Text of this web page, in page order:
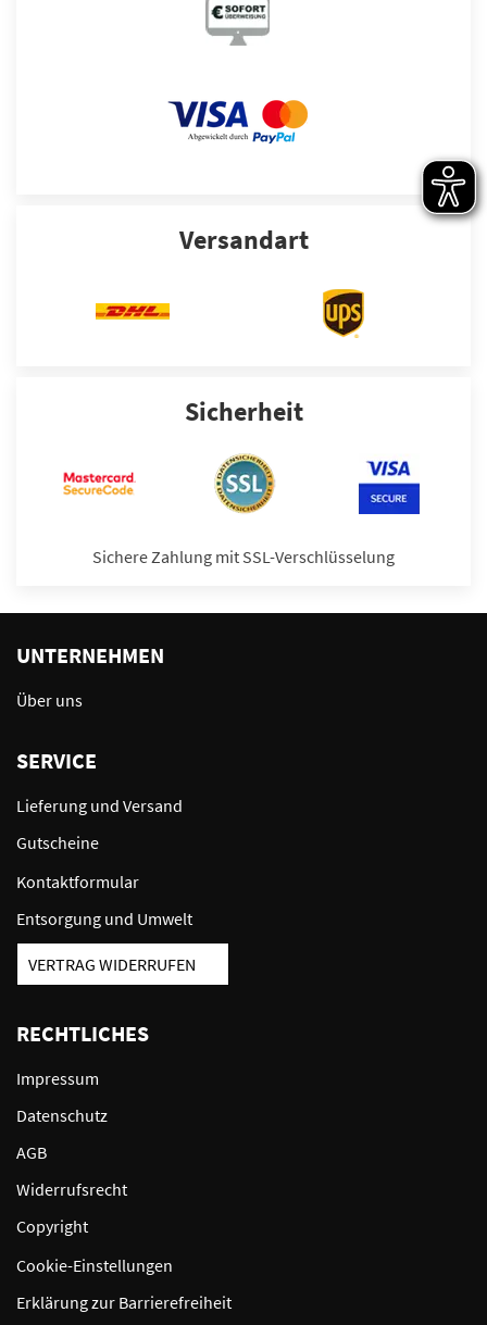
Versandart
Sicherheit
Sichere Zahlung mit SSL-Verschlüsselung
UNTERNEHMEN
Über uns
SERVICE
Lieferung und Versand
Gutscheine
Kontaktformular
Entsorgung und Umwelt
VERTRAG WIDERRUFEN
RECHTLICHES
Impressum
Datenschutz
AGB
Widerrufsrecht
Copyright
Cookie-Einstellungen
Erklärung zur Barrierefreiheit